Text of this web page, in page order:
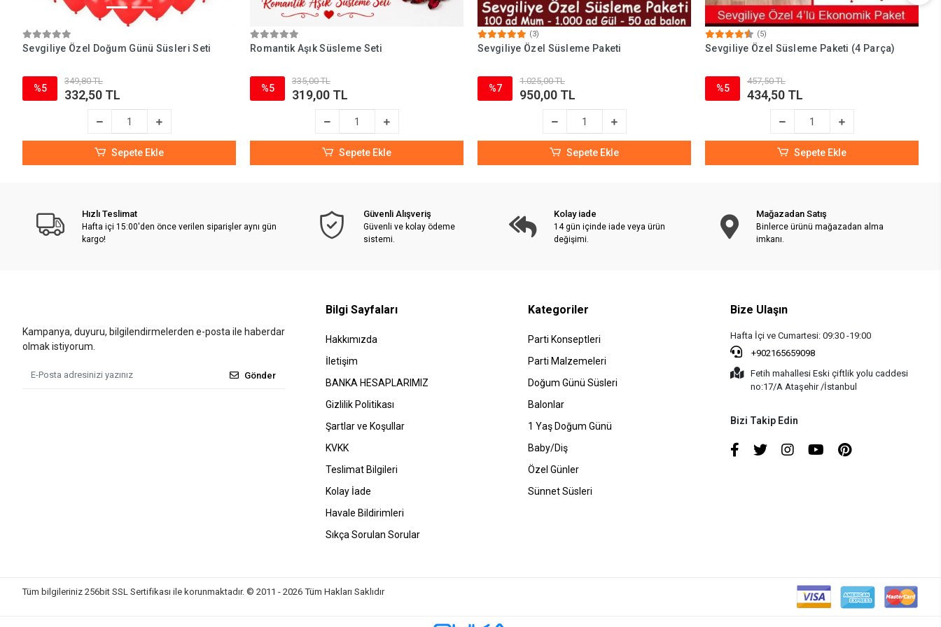
Sevgiliye Özel Doğum Günü Süsleri Seti
%5
349,80 TL
332,50 TL
Sepete Ekle
Romantik Aşık Süsleme Seti
%5
335,00 TL
319,00 TL
Sepete Ekle
(3)
Sevgiliye Özel Süsleme Paketi
%7
1.025,00 TL
950,00 TL
Sepete Ekle
(5)
Sevgiliye Özel Süsleme Paketi (4 Parça)
%5
457,50 TL
434,50 TL
Sepete Ekle
Hızlı Teslimat
Hafta içi 15:00'den önce verilen siparişler aynı gün
kargo!
Güvenli Alışveriş
Güvenli ve kolay ödeme
sistemi.
Kolay iade
14 gün içinde iade veya ürün
değişimi.
Mağazadan Satış
Binlerce ürünü mağazadan alma
imkanı.
Kampanya, duyuru, bilgilendirmelerden e-posta ile haberdar
olmak istiyorum.
Gönder
Bilgi Sayfaları
Hakkımızda
İletişim
BANKA HESAPLARIMIZ
Gizlilik Politikası
Şartlar ve Koşullar
KVKK
Teslimat Bilgileri
Kolay İade
Havale Bildirimleri
Sıkça Sorulan Sorular
Kategoriler
Parti Konseptleri
Parti Malzemeleri
Doğum Günü Süsleri
Balonlar
1 Yaş Doğum Günü
Baby/Diş
Özel Günler
Sünnet Süsleri
Bize Ulaşın
Hafta İçi ve Cumartesi: 09:30 -19:00
+902165659098
Fetih mahallesi Eski çiftlik yolu caddesi
no:17/A Ataşehir /İstanbul
Bizi Takip Edin
Tüm bilgileriniz 256bit SSL Sertifikası ile korunmaktadır. © 2011 - 2026 Tüm Hakları Saklıdır